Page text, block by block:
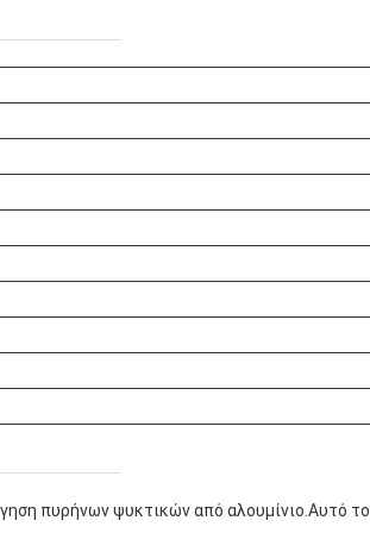
πυρήνων ψυκτικών από αλουμίνιο.Αυτό το